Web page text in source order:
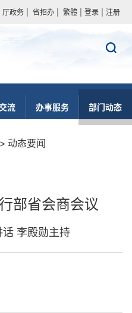
厅政务 省招办 繁體 登录 注册
流 办事服务 部门动态
> 动态要闻
部省会商会议
李殿勋主持